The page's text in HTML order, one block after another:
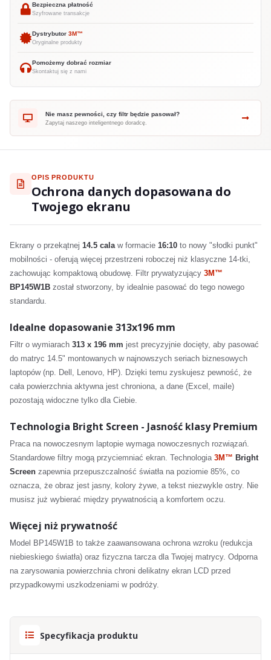
Nie masz pewności, czy filtr będzie pasował?
Zapytaj naszego inteligentnego doradcę.
Bezpieczna płatność
Szyfrowane transakcje
Dystrybutor 3M™
Oryginalne produkty
Pomożemy dobrać rozmiar
Skontaktuj się z nami
OPIS PRODUKTU
Ochrona danych dopasowana do
Twojego ekranu
Ekrany o przekątnej 14.5 calaw formacie 16:10 to nowy "słodki punkt"
mobilności - oferują więcej przestrzeni roboczej niż klasyczne 14-tki,
zachowując kompaktową obudowę. Filtr prywatyzujący 3M™
BP145W1B został stworzony, by idealnie pasować do tego nowego
standardu.
Idealne dopasowanie 313x196 mm
Filtr o wymiarach 313 x 196 mm jest precyzyjnie docięty, aby pasować
do matryc 14.5" montowanych w najnowszych seriach biznesowych
laptopów (np. Dell, Lenovo, HP). Dzięki temu zyskujesz pewność, że
cała powierzchnia aktywna jest chroniona, a dane (Excel, maile)
pozostają widoczne tylko dla Ciebie.
Technologia Bright Screen - Jasność klasy Premium
Praca na nowoczesnym laptopie wymaga nowoczesnych rozwiązań.
Standardowe filtry mogą przyciemniać ekran. Technologia 3M™ Bright
Screen zapewnia przepuszczalność światła na poziomie 85%, co
oznacza, że obraz jest jasny, kolory żywe, a tekst niezwykle ostry. Nie
musisz już wybierać między prywatnością a komfortem oczu.
Więcej niż prywatność
Model BP145W1B to także zaawansowana ochrona wzroku (redukcja
niebieskiego światła) oraz fizyczna tarcza dla Twojej matrycy. Odporna
na zarysowania powierzchnia chroni delikatny ekran LCD przed
przypadkowymi uszkodzeniami w podróży.
Specyfikacja produktu